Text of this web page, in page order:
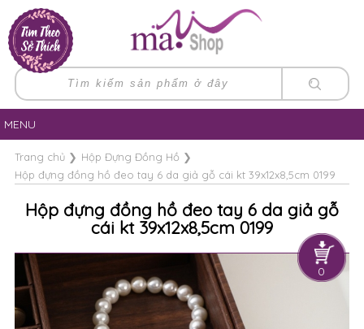
0
MENU
Trang chủ❯ Hộp Đựng Đồng Hồ ❯
Hộp đựng đồng hồ đeo tay 6 da giả gỗ cái kt 39x12x8,5cm 0199
Hộp đựng đồng hồ đeo tay 6 da giả gỗ
cái kt 39x12x8,5cm 0199